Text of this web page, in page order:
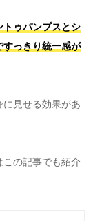
トゥパンプスとシ
っきり統一感が
見せる効果があ
の記事でも紹介